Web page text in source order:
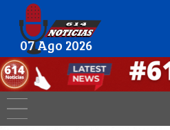
07 Ago 2026